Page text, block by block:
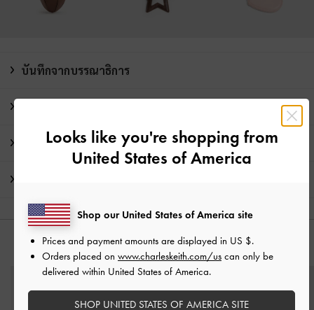
บันทึกจากบรรณาธิการ
โปรโมชั่น
คุณอาจจะชอบสินค้านี้
Looks like you're shopping from
United States of America
Shop our United States of America site
Prices and payment amounts are displayed in US $.
Orders placed on www.charleskeith.com/us can only be
delivered within United States of America.
SHOP UNITED STATES OF AMERICA SITE